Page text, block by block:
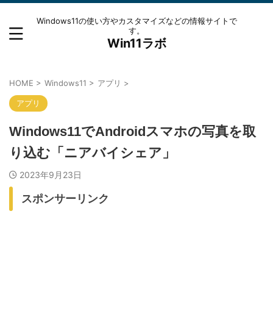
Windows11の使い方やカスタマイズなどの情報サイトで
す。
Win11ラボ
HOME > Windows11 > アプリ >
アプリ
Windows11でAndroidスマホの写真を取
り込む「ニアバイシェア」
2023年9月23日
スポンサーリンク